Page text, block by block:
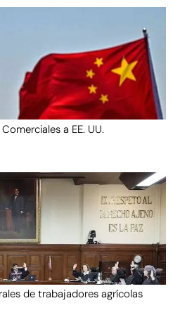
a EE. UU.
de trabajadores agrícolas